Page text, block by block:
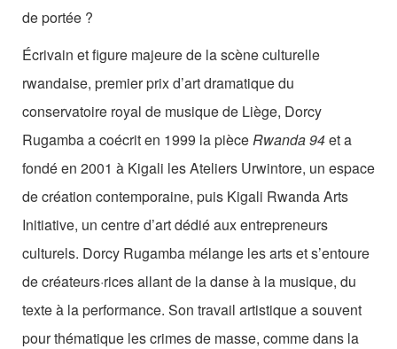
de portée ?
Écrivain et figure majeure de la scène culturelle
rwandaise, premier prix d’art dramatique du
conservatoire royal de musique de Liège, Dorcy
Rugamba a coécrit en 1999 la pièceRwanda 94et a
fondé en 2001 à Kigali les Ateliers Urwintore, un espace
de création contemporaine, puis Kigali Rwanda Arts
Initiative, un centre d’art dédié aux entrepreneurs
culturels. Dorcy Rugamba mélange les arts et s’entoure
de créateurs·rices allant de la danse à la musique, du
texte à la performance. Son travail artistique a souvent
pour thématique les crimes de masse, comme dans la